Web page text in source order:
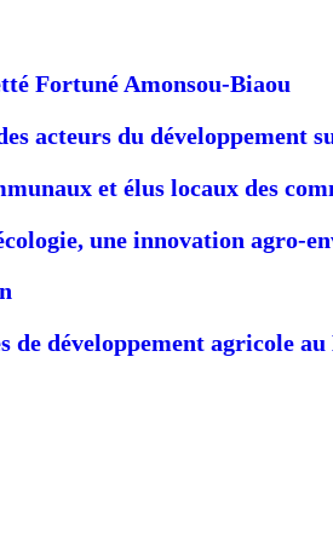
Fortuné Amonsou-Biaou
acteurs du
et élus locaux des
une innovation agro-
de développement agricole au